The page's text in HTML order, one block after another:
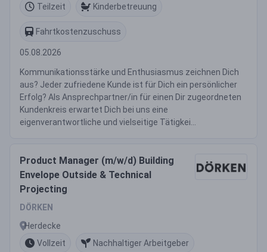
Teilzeit
Kinderbetreuung
Fahrtkostenzuschuss
05.08.2026
Kommunikationsstärke und Enthusiasmus zeichnen Dich
aus? Jeder zufriedene Kunde ist für Dich ein persönlicher
Erfolg? Als Ansprechpartner/in für einen Dir zugeordneten
Kundenkreis erwartet Dich bei uns eine
eigenverantwortliche und vielseitige Tätigkei...
Product Manager (m/w/d) Building
Envelope Outside & Technical
Projecting
DÖRKEN
Herdecke
Vollzeit
Nachhaltiger Arbeitgeber